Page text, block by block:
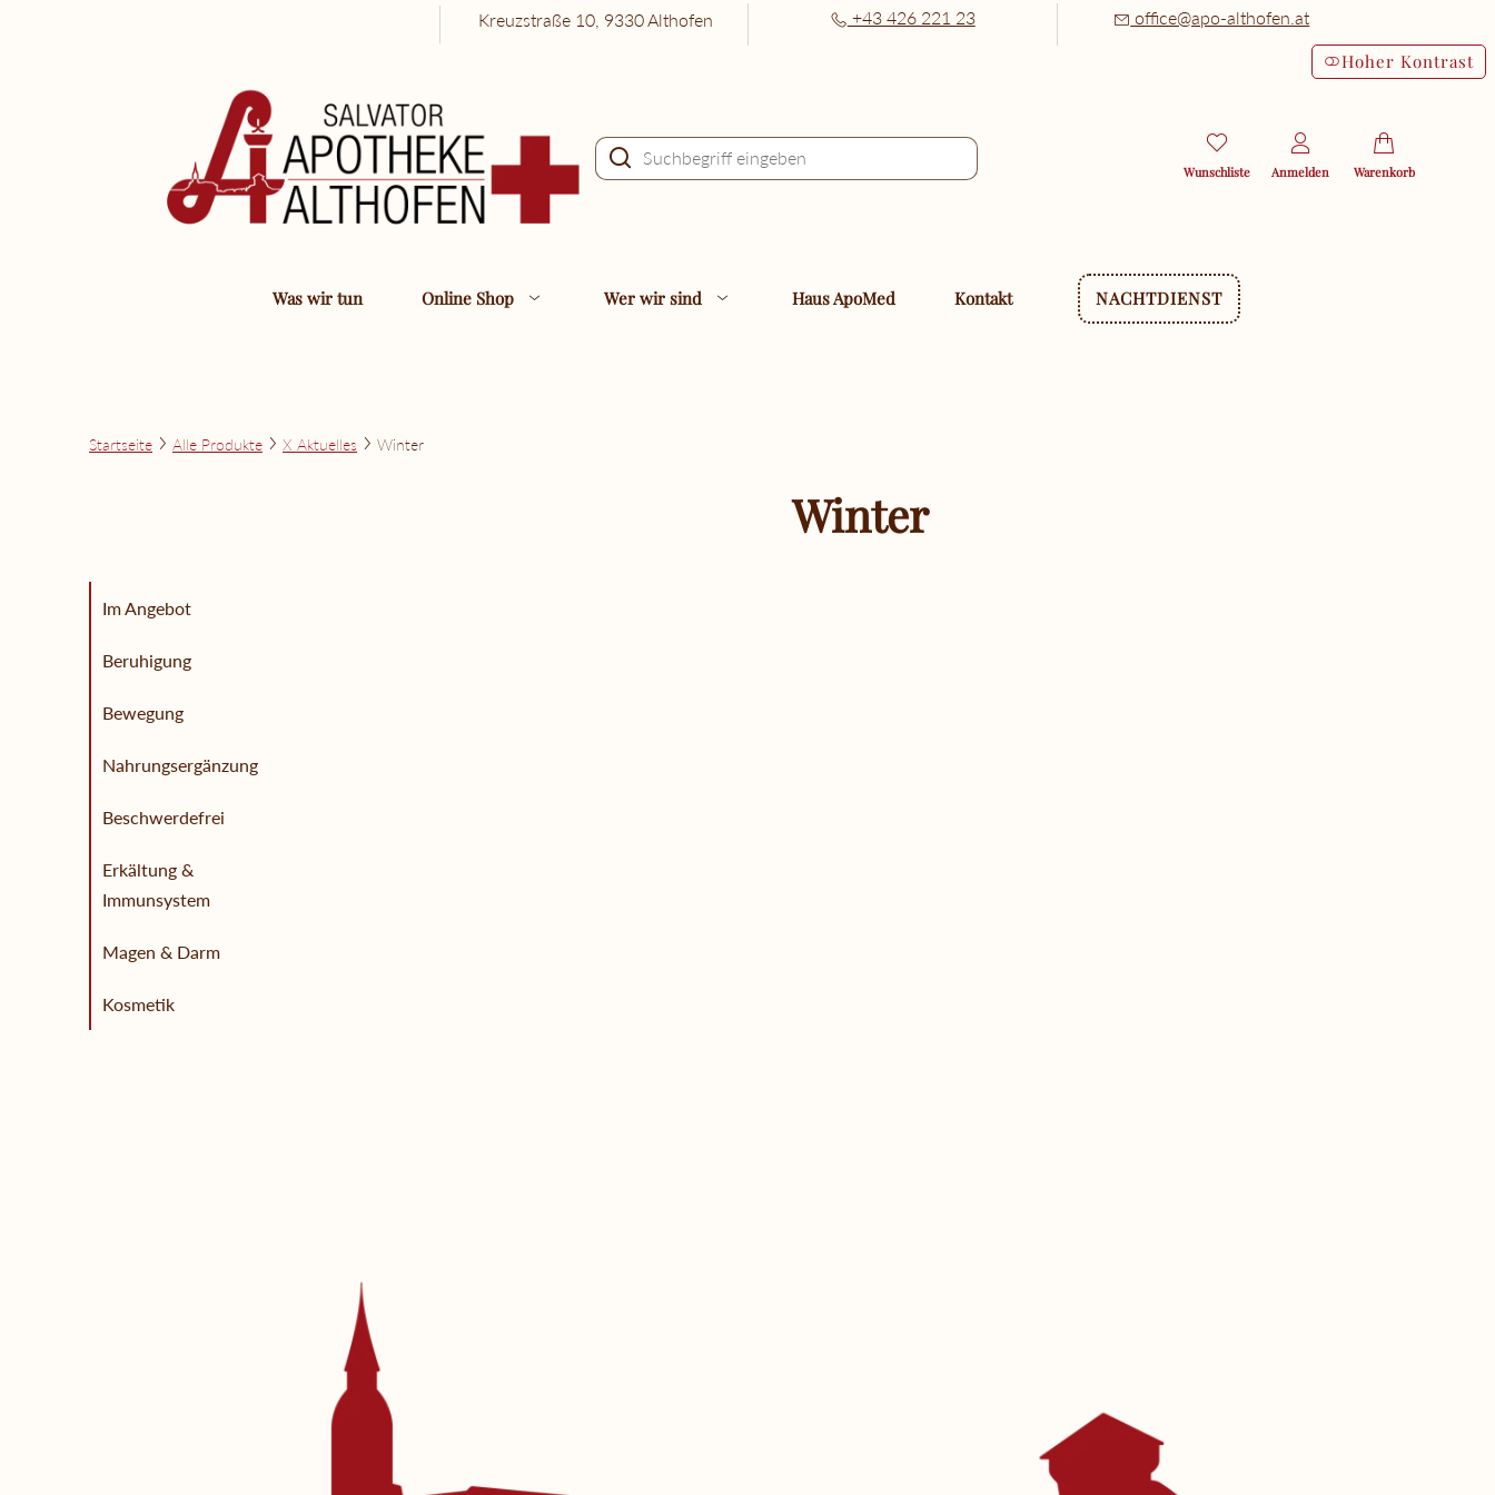
Kreuzstraße 10, 9330 Althofen +43 426 221 23 office@apo-althofen.at
Hoher Kontrast
Wunschliste Anmelden Warenkorb
Was wir tun Online Shop Wer wir sind Haus ApoMed Kontakt NACHTDIENST
Startseite Alle Produkte X Aktuelles Winter
Im Angebot
Beruhigung
Bewegung
Nahrungsergänzung
Beschwerdefrei
Erkältung &
Immunsystem
Magen & Darm
Kosmetik
Winter